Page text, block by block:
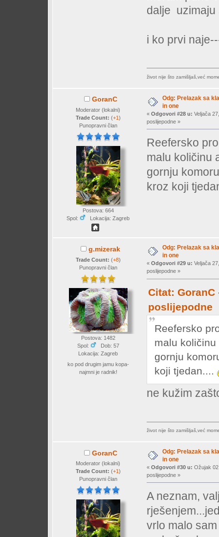
dalje uzimaju
i ko prvi
život nije što zamišljaš,već
GoranC
Moderator (lokalni)
Trade Count: (+1)
Punopravni član
Postova: 664
Spol:
Lokacija: Zagreb
Odg: Prelazak sa
in one
« Odgovori #28 u: Veljača
poslijepodne »
Reefersko
malu količinu
gornju
kroz koji
g.mizerak
Trade Count: (+8)
Punopravni član
Postova: 1482
Spol:
Dob: 57
Lokacija: Zagreb
ko pod drugim jamu kopa-
najmni je radnik!
Odg: Prelazak sa
in one
« Odgovori #29 u: Veljača
poslijepodne »
Citat: GoranC
poslijepodne
Reefersko
malu
gornju
koji tjedan....
ne kužim
život nije što zamišljaš,već
GoranC
Moderator (lokalni)
Trade Count: (+1)
Punopravni član
Odg: Prelazak sa
in one
« Odgovori #30 u: Ožujak
poslijepodne »
A neznam,
vrlo malo